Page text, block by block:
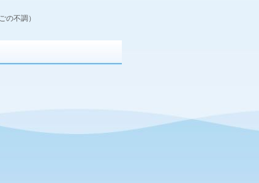
の不調）